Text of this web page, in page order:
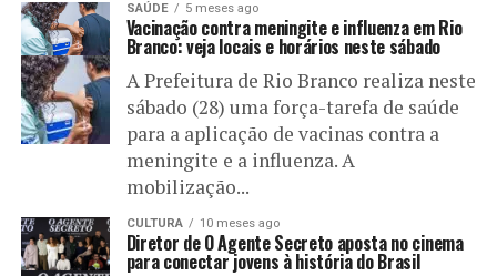
EDUCAÇÃO NOTÍCIA MUNDO
SAÚDE 5 meses ago
Vacinação contra meningite e influenza em Rio
Branco: veja locais e horários neste sábado
A Prefeitura de Rio Branco realiza neste
sábado (28) uma força-tarefa de saúde
para a aplicação de vacinas contra a
meningite e a influenza. A
mobilização...
CULTURA 10 meses ago
Diretor de O Agente Secreto aposta no cinema
para conectar jovens à história do Brasil